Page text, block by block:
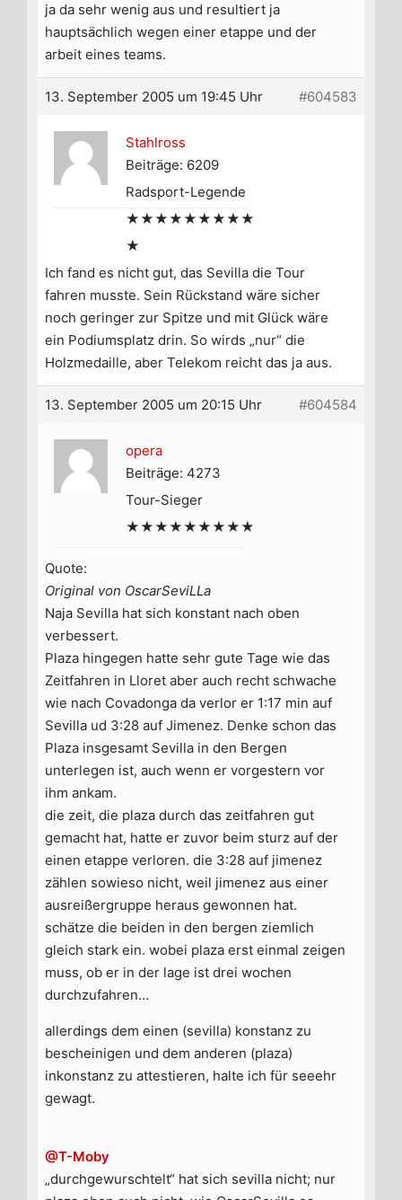
ja da sehr wenig aus und resultiert ja
hauptsächlich wegen einer etappe und der
arbeit eines teams.
13. September 2005 um 19:45 Uhr #604583
Stahlross
Beiträge: 6209
Radsport-Legende
★★★★★★★★★
★
Ich fand es nicht gut, das Sevilla die Tour
fahren musste. Sein Rückstand wäre sicher
noch geringer zur Spitze und mit Glück wäre
ein Podiumsplatz drin. So wirds „nur“ die
Holzmedaille, aber Telekom reicht das ja aus.
13. September 2005 um 20:15 Uhr #604584
opera
Beiträge: 4273
Tour-Sieger
★★★★★★★★★
Quote:
Original von OscarSeviLLa
Naja Sevilla hat sich konstant nach oben
verbessert.
Plaza hingegen hatte sehr gute Tage wie das
Zeitfahren in Lloret aber auch recht schwache
wie nach Covadonga da verlor er 1:17 min auf
Sevilla ud 3:28 auf Jimenez. Denke schon das
Plaza insgesamt Sevilla in den Bergen
unterlegen ist, auch wenn er vorgestern vor
ihm ankam.
die zeit, die plaza durch das zeitfahren gut
gemacht hat, hatte er zuvor beim sturz auf der
einen etappe verloren. die 3:28 auf jimenez
zählen sowieso nicht, weil jimenez aus einer
ausreißergruppe heraus gewonnen hat.
schätze die beiden in den bergen ziemlich
gleich stark ein. wobei plaza erst einmal zeigen
muss, ob er in der lage ist drei wochen
durchzufahren…
allerdings dem einen (sevilla) konstanz zu
bescheinigen und dem anderen (plaza)
inkonstanz zu attestieren, halte ich für seeehr
gewagt.
@T-Moby
„durchgewurschtelt“ hat sich sevilla nicht; nur